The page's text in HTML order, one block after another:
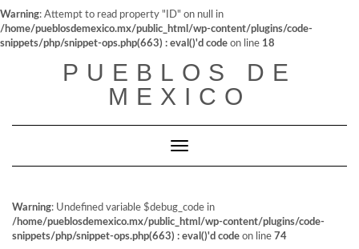
Warning: Attempt to read property "ID" on null in
/home/pueblosdemexico.mx/public_html/wp-content/plugins/code-
snippets/php/snippet-ops.php(663) : eval()'d code on line 18
PUEBLOS DE
MEXICO
Cambiar modo de navegación
Warning: Undefined variable $debug_code in
/home/pueblosdemexico.mx/public_html/wp-content/plugins/code-
snippets/php/snippet-ops.php(663) : eval()'d code on line 74